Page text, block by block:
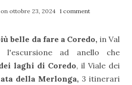
on ottobre 23, 2024 1 comment
belle da fare a Coredo, in Val
ad anello che
laghi di Coredo, il Viale dei
della Merlonga, 3 itinerari